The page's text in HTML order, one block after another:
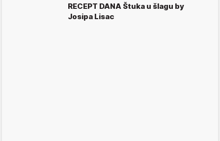
RECEPT DANA Štuka u šlagu by
Josipa Lisac